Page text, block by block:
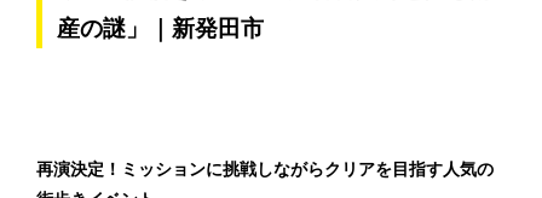
産の謎」｜新発田市
再演決定！ミッションに挑戦しながらクリアを目指す人気の